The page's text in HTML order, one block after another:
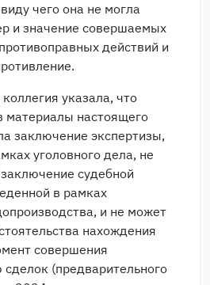
чего она не могла
и значение совершаемых
действий и
указала, что
материалы настоящего
заключение экспертизы,
уголовного дела, не
судебной
в рамках
и не может
нахождения
совершения
(предварительного